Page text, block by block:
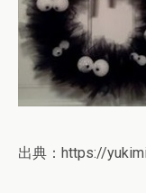
出典：https://